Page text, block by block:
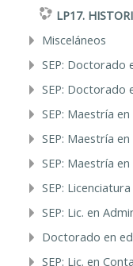
LP17.
Misceláneos
SEP: Doctorado
SEP: Doctorado
SEP: Maestría
SEP: Maestría
SEP: Maestría
SEP:
SEP: Lic. en
Doctorado en
SEP: Lic. en